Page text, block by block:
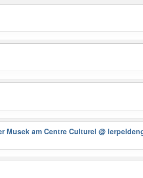
Musek am Centre Culturel@